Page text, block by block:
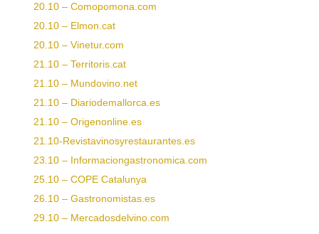
20.10 – Comopomona.com
20.10 – Elmon.cat
20.10 – Vinetur.com
21.10 – Territoris.cat
21.10 – Mundovino.net
21.10 – Diariodemallorca.es
21.10 – Origenonline.es
21.10-Revistavinosyrestaurantes.es
23.10 – Informaciongastronomica.com
25.10 – COPE Catalunya
26.10 – Gastronomistas.es
29.10 – Mercadosdelvino.com